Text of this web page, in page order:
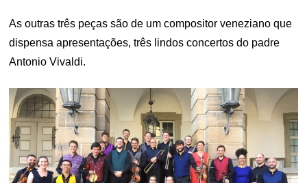
As outras três peças são de um compositor veneziano que
dispensa apresentações, três lindos concertos do padre
Antonio Vivaldi.